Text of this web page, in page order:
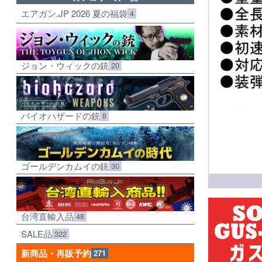
エアガン.JP 2026 夏の福袋 4
ジョン・ウィックの銃 20
バイオハザードの銃 8
ゴールデンカムイの銃 30
台湾直輸入品 48
SALE品 322
新商品・再販予約 271